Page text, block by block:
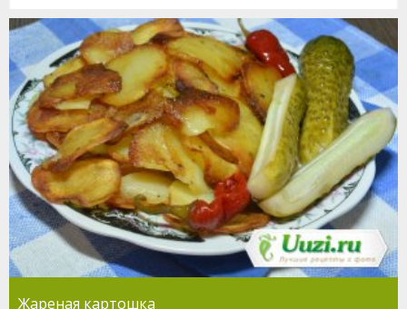
Жареная картошка